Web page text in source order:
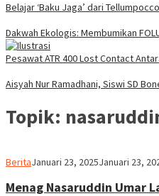
Belajar ‘Baku Jaga’ dari
Dakwah Ekologis: Membumikan
Pesawat ATR 400 Lost Contact
Aisyah Nur Ramadhani, Siswi SD
Topik:
BeritaUsman
Januari 23, 2025Januari 23,
Menag Nasaruddin Umar